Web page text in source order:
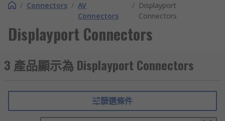
/ Connectors / AV
Connectors
/ Displayport
Connectors
Displayport Connectors
3 產品顯示為 Displayport Connectors
篩選條件